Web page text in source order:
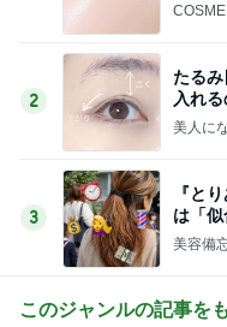
2
たる
入れ
美人に
3
『と
は「
選ぶ。
美容備
このジャンルの記事を